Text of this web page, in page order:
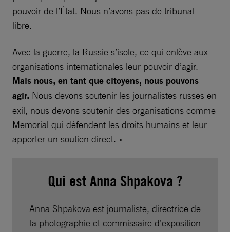
pouvoir de l’État. Nous n’avons pas de tribunal
libre.
Avec la guerre, la Russie s’isole, ce qui enlève aux
organisations internationales leur pouvoir d’agir.
Mais nous, en tant que citoyens, nous pouvons
agir. Nous devons soutenir les journalistes russes en
exil, nous devons soutenir des organisations comme
Memorial qui défendent les droits humains et leur
apporter un soutien direct. »
Qui est Anna Shpakova ?
Anna Shpakova est journaliste, directrice de
la photographie et commissaire d’exposition